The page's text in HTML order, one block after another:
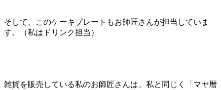
そして、このケーキプレートもお師匠さんが担当していま
す。（私はドリンク担当）
雑貨を販売している私のお師匠さんは、私と同じく「マヤ暦